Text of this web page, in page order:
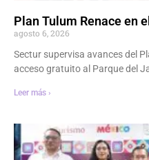
Plan Tulum Renace en
agosto 6, 2026
Sectur supervisa avances del
acceso gratuito al Parque del
Leer más ›